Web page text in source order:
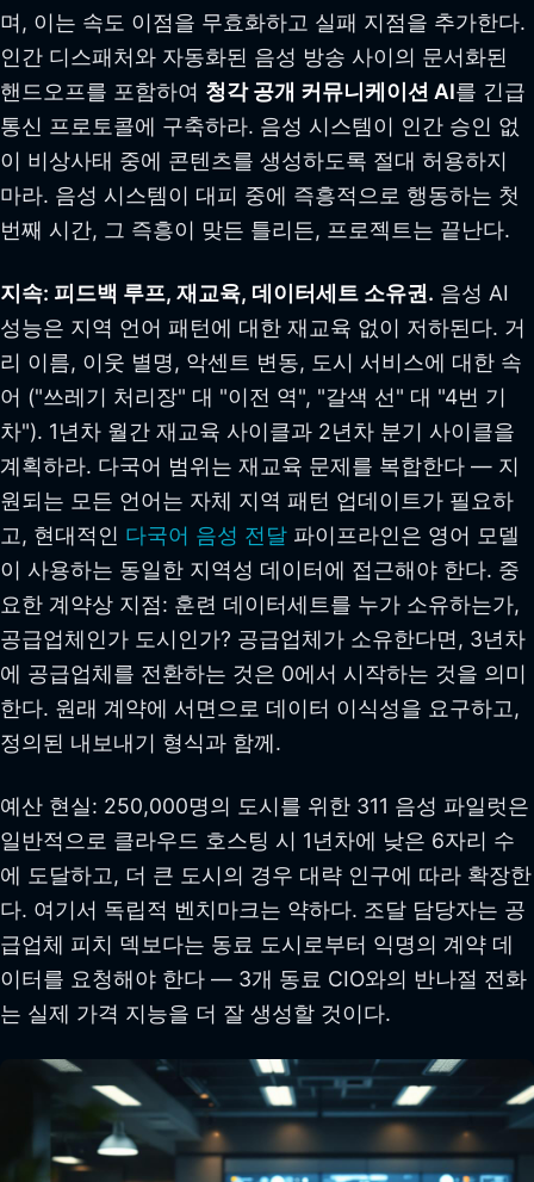
며, 이는 속도 이점을 무효화하고 실패 지점을 추가한다.
인간 디스패처와 자동화된 음성 방송 사이의 문서화된
핸드오프를 포함하여 청각 공개 커뮤니케이션 AI를 긴급
통신 프로토콜에 구축하라. 음성 시스템이 인간 승인 없
이 비상사태 중에 콘텐츠를 생성하도록 절대 허용하지
마라. 음성 시스템이 대피 중에 즉흥적으로 행동하는 첫
번째 시간, 그 즉흥이 맞든 틀리든, 프로젝트는 끝난다.
지속: 피드백 루프, 재교육, 데이터세트 소유권. 음성 AI
성능은 지역 언어 패턴에 대한 재교육 없이 저하된다. 거
리 이름, 이웃 별명, 악센트 변동, 도시 서비스에 대한 속
어 ("쓰레기 처리장" 대 "이전 역", "갈색 선" 대 "4번 기
차"). 1년차 월간 재교육 사이클과 2년차 분기 사이클을
계획하라. 다국어 범위는 재교육 문제를 복합한다 — 지
원되는 모든 언어는 자체 지역 패턴 업데이트가 필요하
고, 현대적인 다국어 음성 전달 파이프라인은 영어 모델
이 사용하는 동일한 지역성 데이터에 접근해야 한다. 중
요한 계약상 지점: 훈련 데이터세트를 누가 소유하는가,
공급업체인가 도시인가? 공급업체가 소유한다면, 3년차
에 공급업체를 전환하는 것은 0에서 시작하는 것을 의미
한다. 원래 계약에 서면으로 데이터 이식성을 요구하고,
정의된 내보내기 형식과 함께.
예산 현실: 250,000명의 도시를 위한 311 음성 파일럿은
일반적으로 클라우드 호스팅 시 1년차에 낮은 6자리 수
에 도달하고, 더 큰 도시의 경우 대략 인구에 따라 확장한
다. 여기서 독립적 벤치마크는 약하다. 조달 담당자는 공
급업체 피치 덱보다는 동료 도시로부터 익명의 계약 데
이터를 요청해야 한다 — 3개 동료 CIO와의 반나절 전화
는 실제 가격 지능을 더 잘 생성할 것이다.